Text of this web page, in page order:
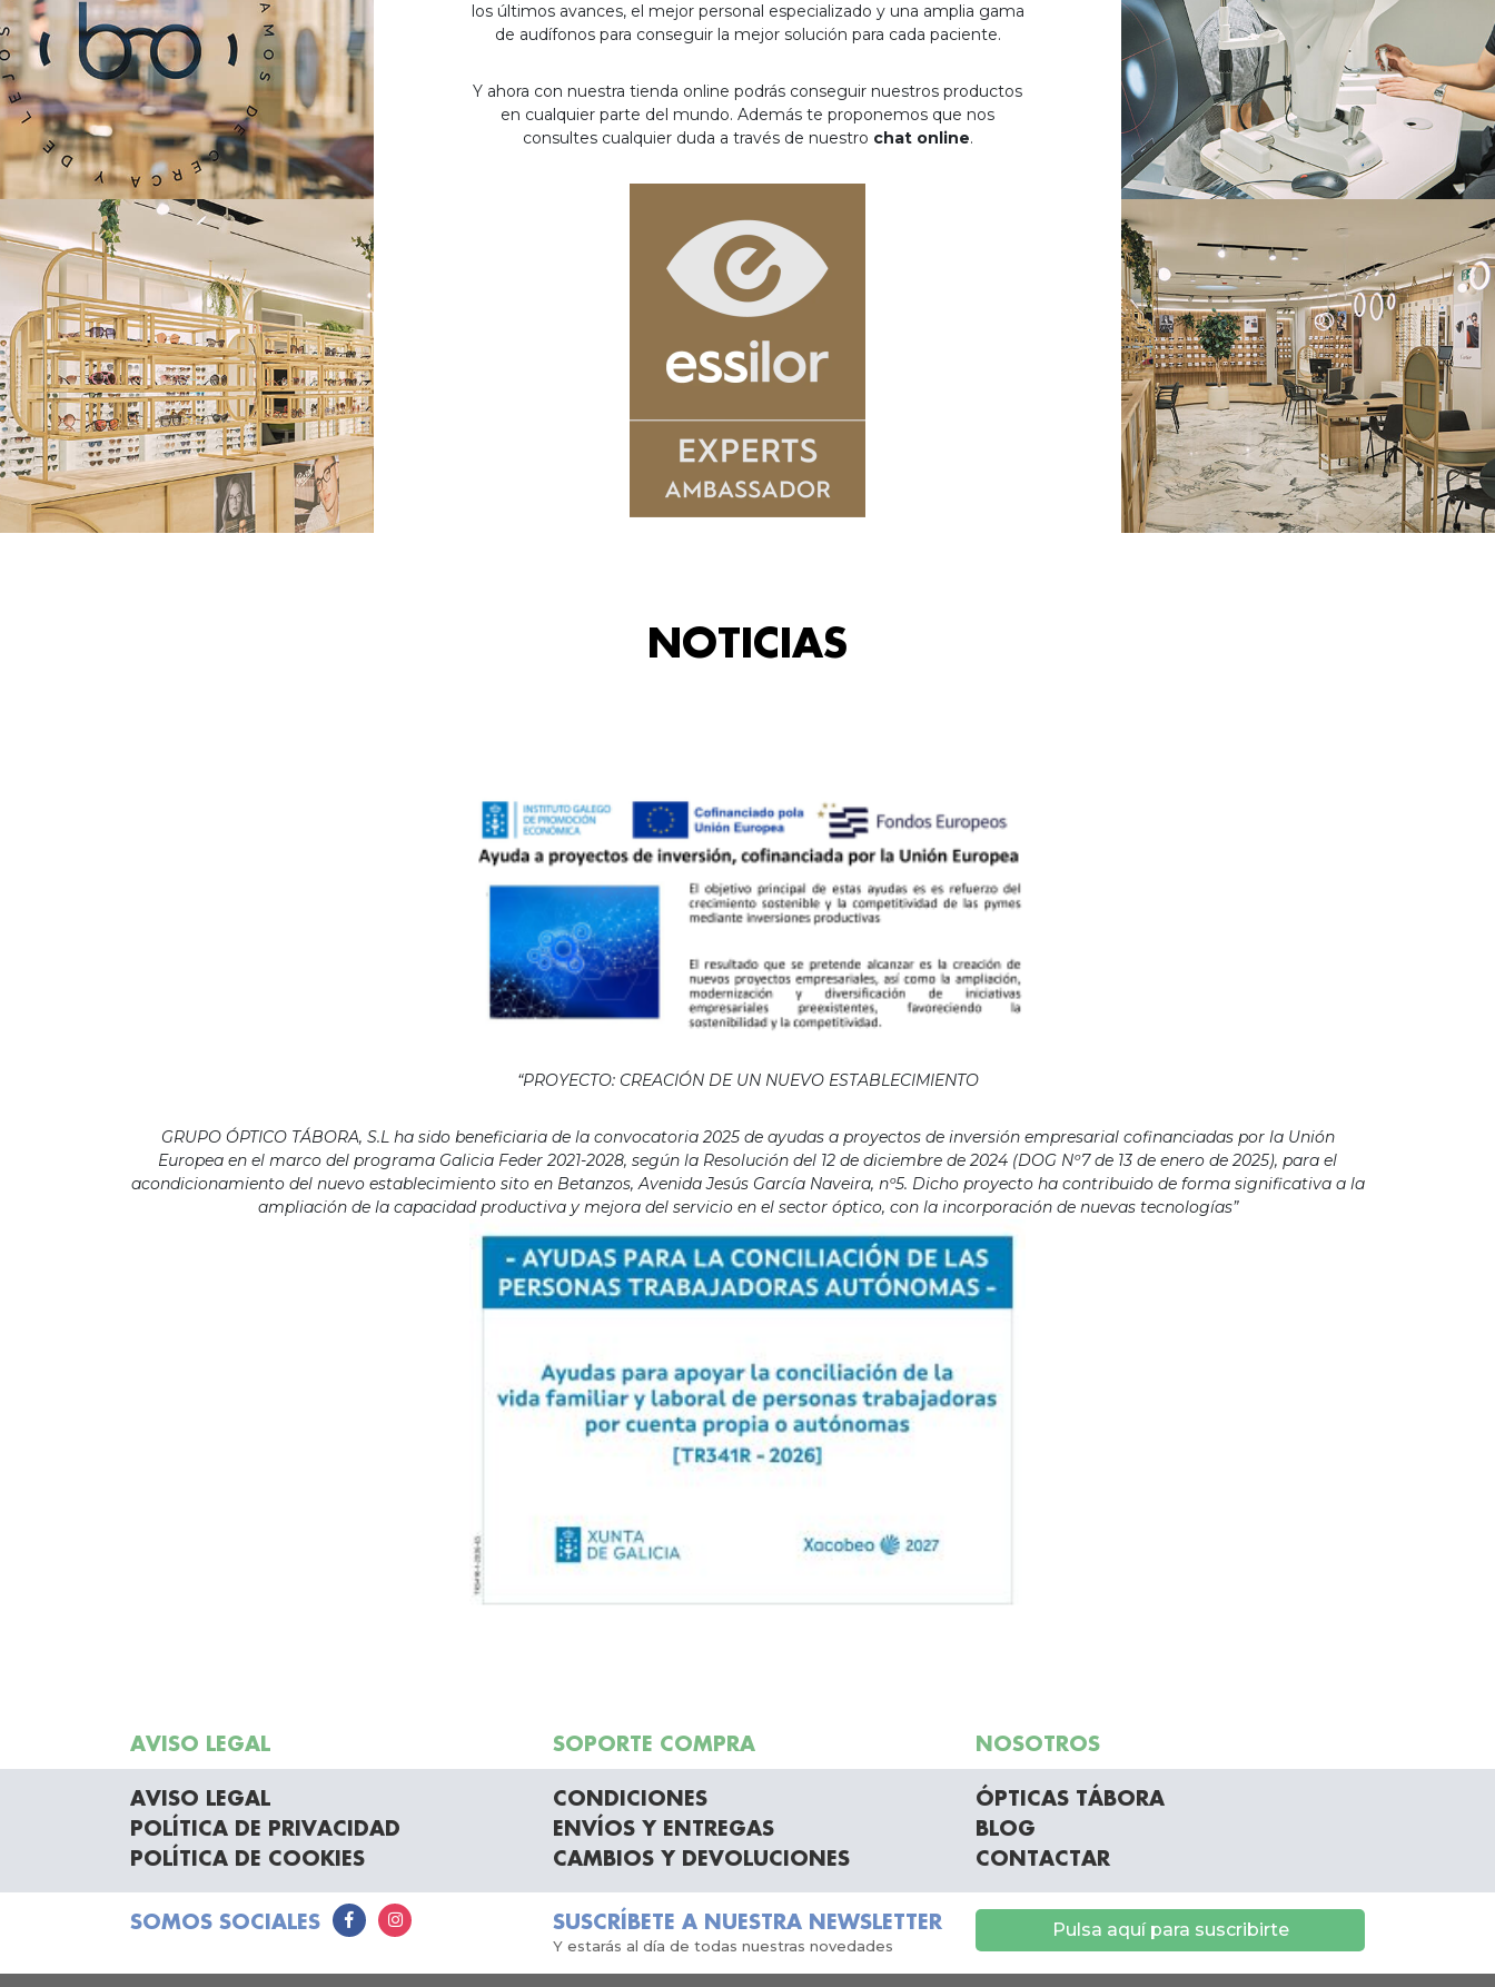
los últimos avances, el mejor personal especializado y una amplia gama
de audífonos para conseguir la mejor solución para cada paciente.
Y ahora con nuestra tienda online podrás conseguir nuestros productos
en cualquier parte del mundo. Además te proponemos que nos
consultes cualquier duda a través de nuestro chat online.
NOTICIAS
“PROYECTO: CREACIÓN DE UN NUEVO ESTABLECIMIENTO
GRUPO ÓPTICO TÁBORA, S.L ha sido beneficiaria de la convocatoria 2025 de ayudas a proyectos de inversión empresarial cofinanciadas por la Unión
Europea en el marco del programa Galicia Feder 2021-2028, según la Resolución del 12 de diciembre de 2024 (DOG Nº7 de 13 de enero de 2025), para el
acondicionamiento del nuevo establecimiento sito en Betanzos, Avenida Jesús García Naveira, nº5. Dicho proyecto ha contribuido de forma significativa a la
ampliación de la capacidad productiva y mejora del servicio en el sector óptico, con la incorporación de nuevas tecnologías”
AVISO LEGAL SOPORTE COMPRA NOSOTROS
AVISO LEGAL
POLÍTICA DE PRIVACIDAD
POLÍTICA DE COOKIES
CONDICIONES
ENVÍOS Y ENTREGAS
CAMBIOS Y DEVOLUCIONES
ÓPTICAS TÁBORA
BLOG
CONTACTAR
SOMOS SOCIALES SUSCRÍBETE A NUESTRA NEWSLETTER
Y estarás al día de todas nuestras novedades
Pulsa aquí para suscribirte